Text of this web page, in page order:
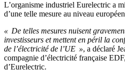
L’organisme industriel Eurelectric a
d’une telle mesure au niveau
« De telles mesures nuisent
investisseurs et mettent en péril la
de l’électricité de l’UE », a déclaré
compagnie d’électricité française
d’Eurelectric.